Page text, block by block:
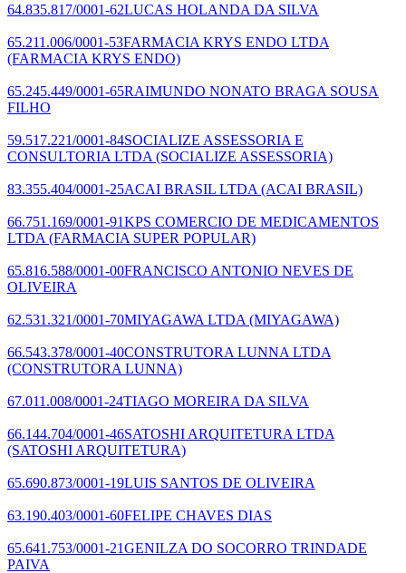
64.835.817/0001-62LUCAS HOLANDA DA SILVA
65.211.006/0001-53FARMACIA KRYS ENDO LTDA
(FARMACIA KRYS ENDO)
65.245.449/0001-65RAIMUNDO NONATO BRAGA SOUSA
FILHO
59.517.221/0001-84SOCIALIZE ASSESSORIA E
CONSULTORIA LTDA (SOCIALIZE ASSESSORIA)
83.355.404/0001-25ACAI BRASIL LTDA (ACAI BRASIL)
66.751.169/0001-91KPS COMERCIO DE MEDICAMENTOS
LTDA (FARMACIA SUPER POPULAR)
65.816.588/0001-00FRANCISCO ANTONIO NEVES DE
OLIVEIRA
62.531.321/0001-70MIYAGAWA LTDA (MIYAGAWA)
66.543.378/0001-40CONSTRUTORA LUNNA LTDA
(CONSTRUTORA LUNNA)
67.011.008/0001-24TIAGO MOREIRA DA SILVA
66.144.704/0001-46SATOSHI ARQUITETURA LTDA
(SATOSHI ARQUITETURA)
65.690.873/0001-19LUIS SANTOS DE OLIVEIRA
63.190.403/0001-60FELIPE CHAVES DIAS
65.641.753/0001-21GENILZA DO SOCORRO TRINDADE
PAIVA